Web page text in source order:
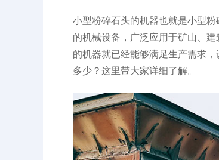
小型粉碎石头的机器也就是小型
的机械设备，广泛应用于矿山、
的机器就已经能够满足生产需求
多少？这里带大家详细了解。